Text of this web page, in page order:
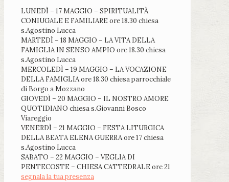
LUNEDÌ – 17 MAGGIO – SPIRITUALITÀ
CONIUGALE E FAMILIARE ore 18.30 chiesa
s.Agostino Lucca
MARTEDÌ – 18 MAGGIO – LA VITA DELLA
FAMIGLIA IN SENSO AMPIO ore 18.30 chiesa
s.Agostino Lucca
MERCOLEDÌ – 19 MAGGIO – LA VOCAZIONE
DELLA FAMIGLIA ore 18.30 chiesa parrocchiale
di Borgo a Mozzano
GIOVEDÌ – 20 MAGGIO – IL NOSTRO AMORE
QUOTIDIANO chiesa s.Giovanni Bosco
Viareggio
VENERDÌ – 21 MAGGIO – FESTA LITURGICA
DELLA BEATA ELENA GUERRA ore 17 chiesa
s.Agostino Lucca
SABATO – 22 MAGGIO – VEGLIA DI
PENTECOSTE – CHIESA CATTEDRALE ore 21
segnala la tua presenza